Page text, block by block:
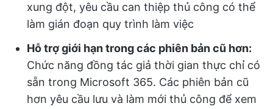
xung đột, yêu cầu can thiệp thủ công có thể
làm gián đoạn quy trình làm việc
Hỗ trợ giới hạn trong các phiên bản cũ hơn:
Chức năng đồng tác giả thời gian thực chỉ có
sẵn trong Microsoft 365. Các phiên bản cũ
hơn yêu cầu lưu và làm mới thủ công để xem